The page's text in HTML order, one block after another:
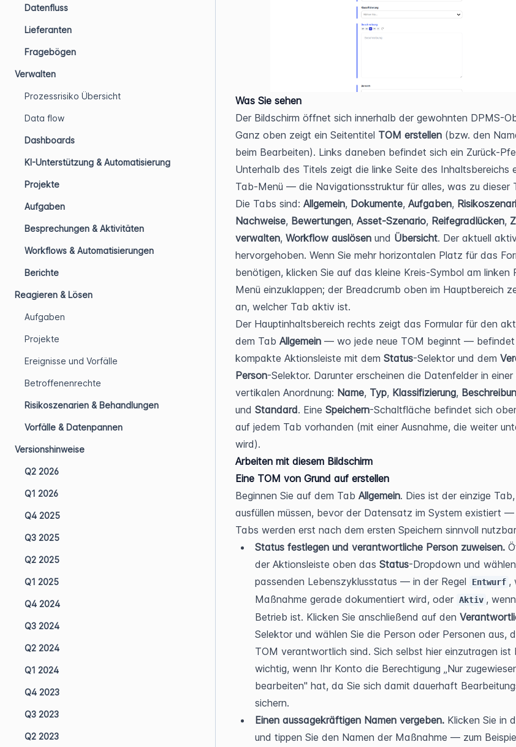
Datenfluss
Lieferanten
Fragebögen
Verwalten
Prozessrisiko Übersicht
Data flow
Dashboards
KI-Unterstützung & Automatisierung
Projekte
Aufgaben
Besprechungen & Aktivitäten
Workflows & Automatisierungen
Berichte
Reagieren & Lösen
Aufgaben
Projekte
Ereignisse und Vorfälle
Betroffenenrechte
Risikoszenarien & Behandlungen
Vorfälle & Datenpannen
Versionshinweise
Q2 2026
Q1 2026
Q4 2025
Q3 2025
Q2 2025
Q1 2025
Q4 2024
Q3 2024
Q2 2024
Q1 2024
Q4 2023
Q3 2023
Q2 2023
Was Sie sehen
Der Bildschirm öffnet sich innerhalb der gewohnten DPMS-
Ganz oben zeigt ein Seitentitel TOM erstellen (bzw. den
beim Bearbeiten). Links daneben befindet sich ein Zurück-
Unterhalb des Titels zeigt die linke Seite des Inhaltsbereichs
Tab-Menü — die Navigationsstruktur für alles, was zu dieser
Die Tabs sind: Allgemein, Dokumente, Aufgaben,
Nachweise, Bewertungen, Asset-Szenario, Reifegradlücken,
verwalten, Workflow auslösen und Übersicht. Der aktuell
hervorgehoben. Wenn Sie mehr horizontalen Platz für das
benötigen, klicken Sie auf das kleine Kreis-Symbol am linken
Menü einzuklappen; der Breadcrumb oben im Hauptbereich
an, welcher Tab aktiv ist.
Der Hauptinhaltsbereich rechts zeigt das Formular für den
dem Tab Allgemein — wo jede neue TOM beginnt — befindet
kompakte Aktionsleiste mit dem Status-Selektor und dem
Person-Selektor. Darunter erscheinen die Datenfelder in einer
vertikalen Anordnung: Name, Typ, Klassifizierung,
und Standard. Eine Speichern-Schaltfläche befindet sich
auf jedem Tab vorhanden (mit einer Ausnahme, die weiter
wird).
Arbeiten mit diesem Bildschirm
Eine TOM von Grund auf erstellen
Beginnen Sie auf dem Tab Allgemein. Dies ist der einzige
ausfüllen müssen, bevor der Datensatz im System existiert —
Tabs werden erst nach dem ersten Speichern sinnvoll
Status festlegen und verantwortliche Person zuweisen.
der Aktionsleiste oben das Status-Dropdown und
passenden Lebenszyklusstatus — in der Regel
Entwurf ,
Maßnahme gerade dokumentiert wird, oder Aktiv ,
Betrieb ist. Klicken Sie anschließend auf den
Selektor und wählen Sie die Person oder Personen aus,
TOM verantwortlich sind. Sich selbst hier einzutragen ist
wichtig, wenn Ihr Konto die Berechtigung „Nur
bearbeiten" hat, da Sie sich damit dauerhaft
sichern.
Einen aussagekräftigen Namen vergeben. Klicken Sie in